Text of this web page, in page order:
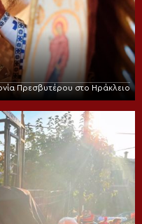
Πρεσβυτέρου στο Ηράκλειο